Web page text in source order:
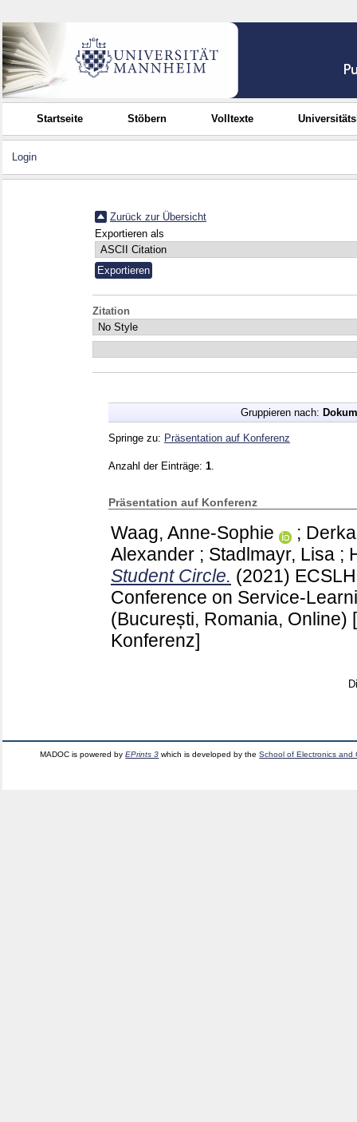
Startseite Stöbern Volltexte
Login
Zurück zur Übersicht
Exportieren als
Zitation
Gruppieren nach:
Springe zu: Präsentation auf Konferenz
Anzahl der Einträge: 1
Präsentation auf Konferenz
Waag, Anne-Sophie ;
Alexander ; Stadlmayr, Lisa ;
Student Circle. (2021)
Conference on Service-
(București, Romania, Online)
Konferenz]
MADOC is powered byEPrints 3 which is developed by theSchool of Electronics and